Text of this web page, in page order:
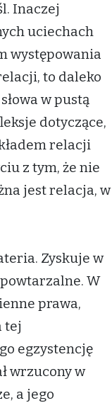
Inaczej
uciechach
występowania
to daleko
w pustą
dotyczące,
relacji
z tym, że nie
jest relacja, w
Zyskuje w
W
prawa,
tej
egzystencję
wrzucony w
a jego